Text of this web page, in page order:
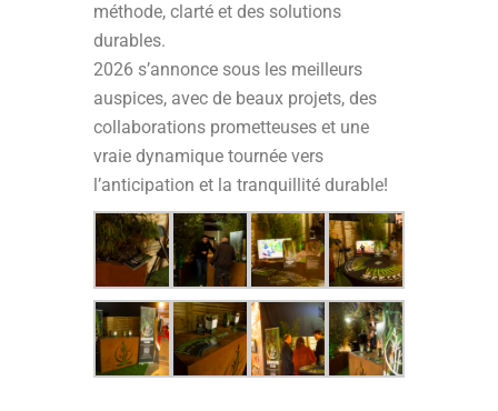
méthode, clarté et des solutions
durables.
2026 s’annonce sous les meilleurs
auspices, avec de beaux projets, des
collaborations prometteuses et une
vraie dynamique tournée vers
l’anticipation et la tranquillité durable!